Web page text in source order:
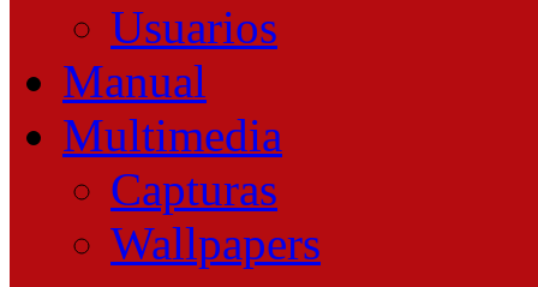
Usuarios
Manual
Multimedia
Capturas
Wallpapers